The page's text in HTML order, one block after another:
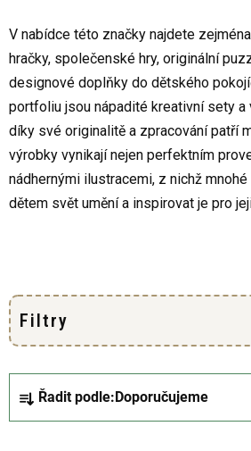
V nabídce této značky najdete
hračky, společenské hry, originální
designové doplňky do dětského
portfoliu jsou nápadité kreativní sety a
díky své originalitě a zpracování patří
výrobky vynikají nejen perfektním
nádhernými ilustracemi, z nichž
dětem svět umění a inspirovat je pro
z
Řadit podle:Doporučujeme